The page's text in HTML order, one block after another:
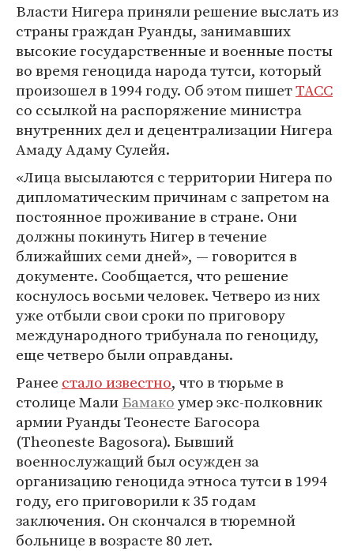
Власти Нигера приняли решение выслать из
страны граждан Руанды, занимавших
высокие государственные и военные посты
во время геноцида народа тутси, который
произошел в 1994 году. Об этом пишетТАСС
со ссылкой на распоряжение министра
внутренних дел и децентрализации Нигера
Амаду Адаму Сулейя.
«Лица высылаются с территории Нигера по
дипломатическим причинам с запретом на
постоянное проживание в стране. Они
должны покинуть Нигер в течение
ближайших семи дней», — говорится в
документе. Сообщается, что решение
коснулось восьми человек. Четверо из них
уже отбыли свои сроки по приговору
международного трибунала по геноциду,
еще четверо были оправданы.
Ранее стало известно, что в тюрьме в
столице МалиБамакоумер экс-полковник
армии Руанды Теонесте Багосора
(Theoneste Bagosora). Бывший
военнослужащий был осужден за
организацию геноцида этноса тутси в 1994
году, его приговорили к 35 годам
заключения. Он скончался в тюремной
больнице в возрасте 80 лет.